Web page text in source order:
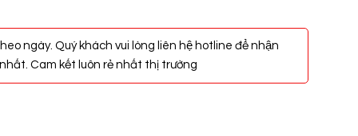
ngày. Quý khách vui lòng liên hệ hotline để nhận
Cam kết luôn rẻ nhất thị trường